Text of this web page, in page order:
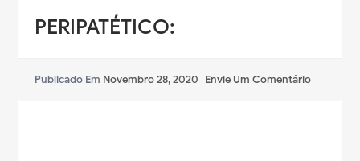
PERIPATÉTICO:
Publicado Em Novembro 28, 2020 Envie Um Comentário